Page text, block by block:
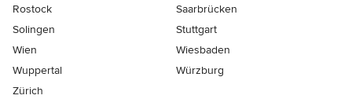
Rostock
Saarbrücken
Solingen
Stuttgart
Wien
Wiesbaden
Wuppertal
Würzburg
Zürich